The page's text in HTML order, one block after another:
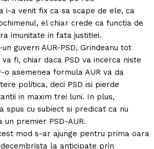
i-a venit fix ca sa scape de ele, ca
el chiar crede ca functia de
imunitate in fata justitiei.
guvern AUR-PSD, Grindeanu tot
fi, chiar daca PSD va incerca niste
o asemenea formula AUR va da
politica, deci PSD isi pierde
in maxim trei luni. In plus,
spus cu subiect si predicat ca nu
un premier PSD-AUR.
mod s-ar ajunge pentru prima oara
la anticipate prin